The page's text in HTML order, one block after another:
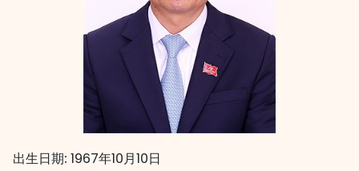
出生日期: 1967年10月10日